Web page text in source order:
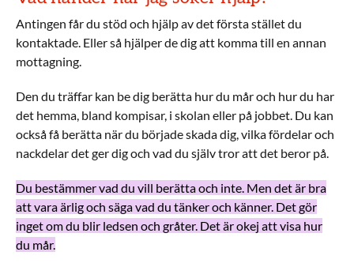
Antingen får du stöd och hjälp av det första stället du
kontaktade. Eller så hjälper de dig att komma till en annan
mottagning.
Den du träffar kan be dig berätta hur du mår och hur du har
det hemma, bland kompisar, i skolan eller på jobbet. Du kan
också få berätta när du började skada dig, vilka fördelar och
nackdelar det ger dig och vad du själv tror att det beror på.
Du bestämmer vad du vill berätta och inte. Men det är bra
att vara ärlig och säga vad du tänker och känner. Det gör
inget om du blir ledsen och gråter. Det är okej att visa hur
du mår.